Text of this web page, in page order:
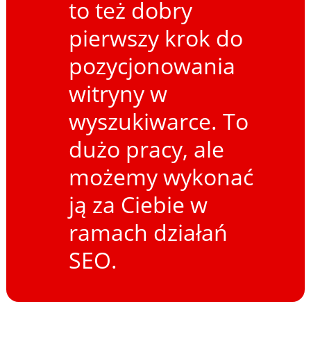
to też dobry
pierwszy krok do
pozycjonowania
witryny w
wyszukiwarce. To
dużo pracy, ale
możemy wykonać
ją za Ciebie w
ramach działań
SEO.